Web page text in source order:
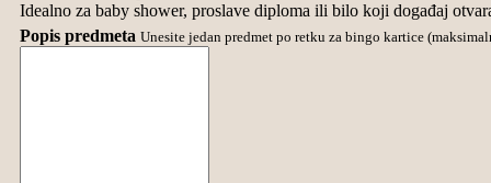
Idealno za baby shower, proslave diploma ili bilo koji događaj
Popis predmeta Unesite jedan predmet po retku za bingo kartice